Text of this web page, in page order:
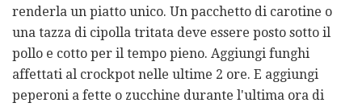
renderla un piatto unico. Un pacchetto di carotine o
una tazza di cipolla tritata deve essere posto sotto il
pollo e cotto per il tempo pieno. Aggiungi funghi
affettati al crockpot nelle ultime 2 ore. E aggiungi
peperoni a fette o zucchine durante l'ultima ora di